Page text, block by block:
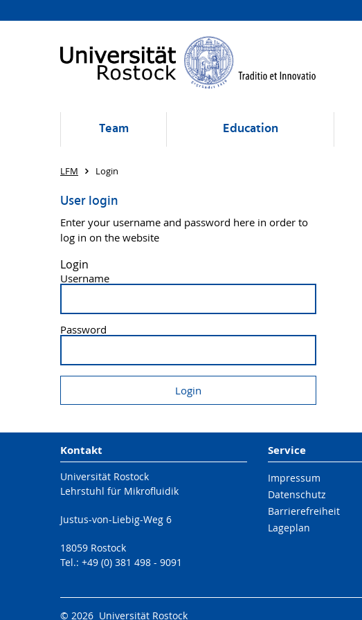
Team Education
LFM Login
User login
Enter your username and password here in order to
log in on the website
Login
Username
Password
Kontakt
Universität Rostock
Lehrstuhl für Mikrofluidik
Justus-von-Liebig-Weg 6
18059 Rostock
Tel.: +49 (0) 381 498 - 9091
Service
Impressum
Datenschutz
Barrierefreiheit
Lageplan
© 2026 Universität Rostock